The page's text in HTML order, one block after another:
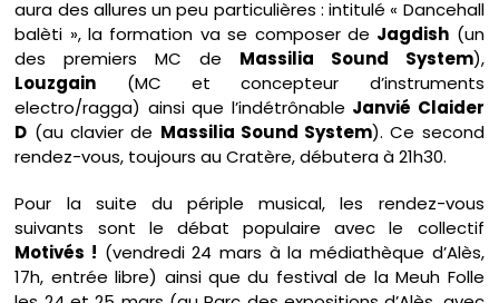
aura des allures un peu particulières : intitulé « Dancehall
balèti », la formation va se composer de Jagdish (un
des premiers MC de Massilia Sound System),
Louzgain (MC et concepteur d’instruments
electro/ragga) ainsi que l’indétrônable Janvié Claider
D (au clavier de Massilia Sound System). Ce second
rendez-vous, toujours au Cratère, débutera à 21h30.
Pour la suite du périple musical, les rendez-vous
suivants sont le débat populaire avec le collectif
Motivés ! (vendredi 24 mars à la médiathèque d’Alès,
17h, entrée libre) ainsi que du festival de la Meuh Folle